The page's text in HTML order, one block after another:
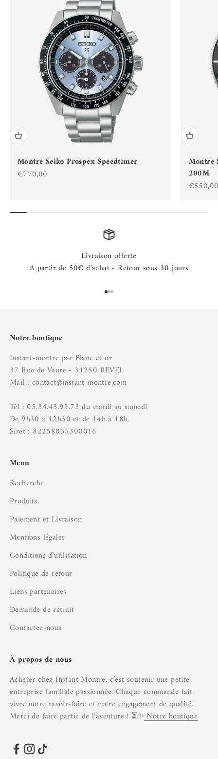
Montre Seiko Prospex Speedtimer
Prix de vente
€770,00
Montre
200M
Prix de
Livraison offerte
A partir de 50€ d'achat - Retour sous 30 jours
Aller à l'élément 1
Aller à l'élément 2
Aller à l'élément 3
Notre boutique
Instant-montre par Blanc et or
37 Rue de Vaure - 31250 REVEL
Mail : contact@instant-montre.com
Tél : 05.34.43.92.73 du mardi au samedi
De 9h30 à 12h30 et de 14h à 18h
Siret : 82258035300016
Menu
Recherche
Produits
Paiement et Livraison
Mentions légales
Conditions d'utilisation
Politique de retour
Liens partenaires
Demande de retrait
Contactez-nous
À propos de nous
Acheter chez Instant Montre, c’est soutenir une petite
entreprise familiale passionnée. Chaque commande fait
vivre notre savoir-faire et notre engagement de qualité.
Merci de faire partie de l’aventure ! ⏳✨ Notre boutique